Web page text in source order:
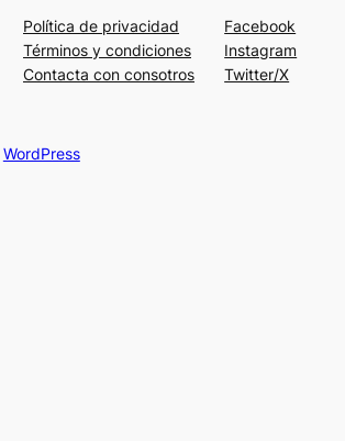
Política de privacidad
Términos y condiciones
Contacta con consotros
Facebook
Instagram
Twitter/X
WordPress